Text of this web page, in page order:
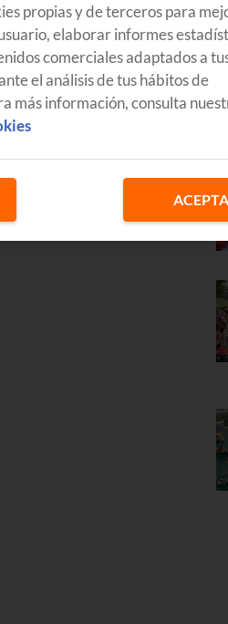
propias y de terceros para
elaborar informes
comerciales adaptados a
el análisis de tus hábitos de
más información, consulta